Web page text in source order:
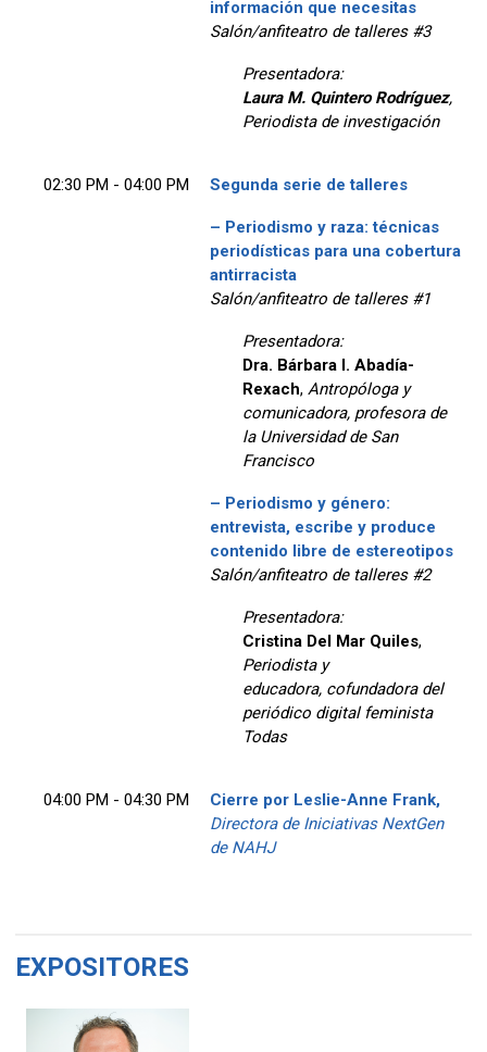
información que necesitas
Salón/anfiteatro de talleres #3
Presentadora:
Laura M. Quintero Rodríguez,
Periodista de investigación
02:30 PM - 04:00 PM Segunda serie de talleres
– Periodismo y raza: técnicas
periodísticas para una cobertura
antirracista
Salón/anfiteatro de talleres #1
Presentadora:
Dra. Bárbara I. Abadía-
Rexach, Antropóloga y
comunicadora, profesora de
la Universidad de San
Francisco
– Periodismo y género:
entrevista, escribe y produce
contenido libre de estereotipos
Salón/anfiteatro de talleres #2
Presentadora:
Cristina Del Mar Quiles,
Periodista y
educadora, cofundadora del
periódico digital feminista
Todas
04:00 PM - 04:30 PM
Cierre por Leslie-Anne Frank,
Directora de Iniciativas NextGen
de NAHJ
EXPOSITORES